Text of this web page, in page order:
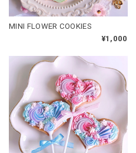
MINI FLOWER COOKIES
¥1,000